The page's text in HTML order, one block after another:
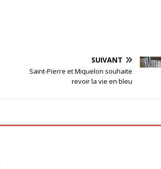
SUIVANT
Saint-Pierre et Miquelon souhaite
revoir la vie en bleu